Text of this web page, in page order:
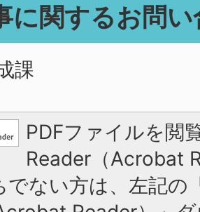
に関するお問
課
PDFファイルを閲
Reader（Acrobat
でない方は、左記の